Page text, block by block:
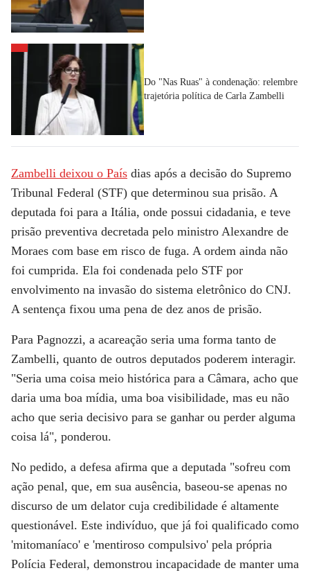
Do "Nas Ruas" à condenação: relembre
trajetória política de Carla Zambelli
Zambelli deixou o País dias após a decisão do Supremo
Tribunal Federal (STF) que determinou sua prisão. A
deputada foi para a Itália, onde possui cidadania, e teve
prisão preventiva decretada pelo ministro Alexandre de
Moraes com base em risco de fuga. A ordem ainda não
foi cumprida. Ela foi condenada pelo STF por
envolvimento na invasão do sistema eletrônico do CNJ.
A sentença fixou uma pena de dez anos de prisão.
Para Pagnozzi, a acareação seria uma forma tanto de
Zambelli, quanto de outros deputados poderem interagir.
"Seria uma coisa meio histórica para a Câmara, acho que
daria uma boa mídia, uma boa visibilidade, mas eu não
acho que seria decisivo para se ganhar ou perder alguma
coisa lá", ponderou.
No pedido, a defesa afirma que a deputada "sofreu com
ação penal, que, em sua ausência, baseou-se apenas no
discurso de um delator cuja credibilidade é altamente
questionável. Este indivíduo, que já foi qualificado como
'mitomaníaco' e 'mentiroso compulsivo' pela própria
Polícia Federal, demonstrou incapacidade de manter uma